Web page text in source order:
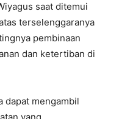
saat ditemui
terselenggaranya
pembinaan
dan ketertiban di
dapat mengambil